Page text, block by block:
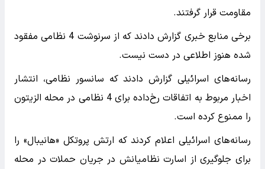
مقاومت قرار گرفتند.
برخی منابع خبری گزارش دادند که از سرنوشت 4 نظامی مفقود
شده هنوز اطلاعی در دست نیست.
رسانه‌های اسرائیلی گزارش دادند که سانسور نظامی، انتشار
اخبار مربوط به اتفاقات رخ‌داده برای 4 نظامی در محله الزیتون
را ممنوع کرده است.
رسانه‌های اسرائیلی اعلام کردند که ارتش پروتکل «هانیبال» را
برای جلوگیری از اسارت نظامیانش در جریان حملات در محله